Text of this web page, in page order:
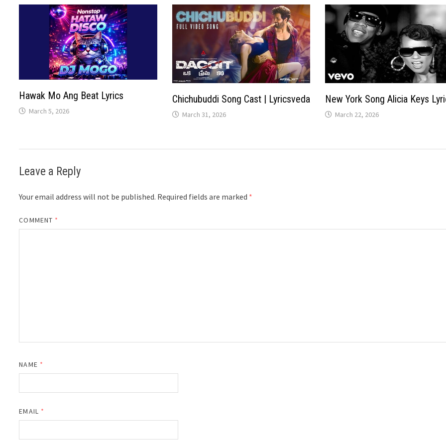
Hawak Mo Ang Beat Lyrics
March 5, 2026
Chichubuddi Song Cast | Lyricsveda
March 31, 2026
New York Song Alicia Keys
March 22, 2026
Leave a Reply
Your email address will not be published. Required fields are marked *
COMMENT *
NAME *
EMAIL *